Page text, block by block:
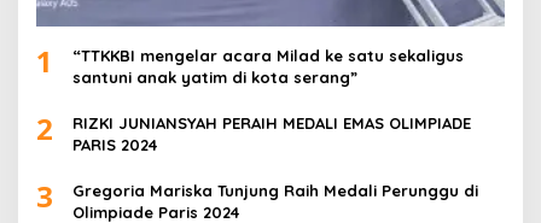
1
“TTKKBI mengelar acara Milad ke satu sekaligus
santuni anak yatim di kota serang”
2
RIZKI JUNIANSYAH PERAIH MEDALI EMAS OLIMPIADE
PARIS 2024
3
Gregoria Mariska Tunjung Raih Medali Perunggu di
Olimpiade Paris 2024